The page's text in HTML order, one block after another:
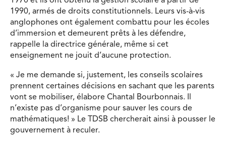
1990, armés de droits constitutionnels. Leurs vis-à-vis
anglophones ont également combattu pour les écoles
d’immersion et demeurent prêts à les défendre,
rappelle la directrice générale, même si cet
enseignement ne jouit d’aucune protection.
« Je me demande si, justement, les conseils scolaires
prennent certaines décisions en sachant que les parents
vont se mobiliser, élabore Chantal Bourbonnais. Il
n’existe pas d’organisme pour sauver les cours de
mathématiques! » Le TDSB chercherait ainsi à pousser le
gouvernement à reculer.